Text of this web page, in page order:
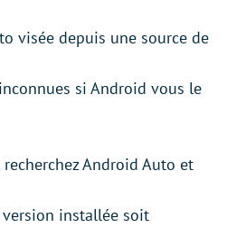
visée depuis une source de
si Android vous le
recherchez Android Auto et
installée soit